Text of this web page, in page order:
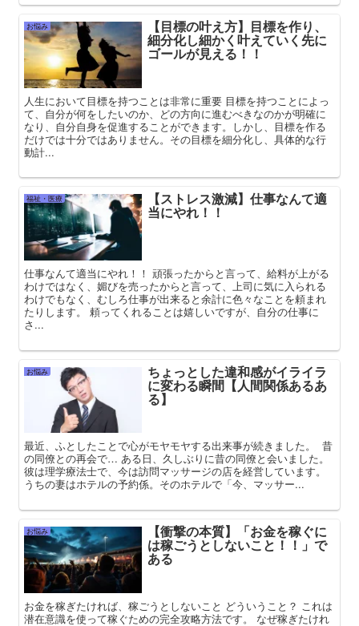
お悩み 【目標の叶え方】目標を作り、
細分化し細かく叶えていく先に
ゴールが見える！！
人生において目標を持つことは非常に重要 目標を持つことによっ
て、自分が何をしたいのか、どの方向に進むべきなのかが明確に
なり、自分自身を促進することができます。しかし、目標を作る
だけでは十分ではありません。その目標を細分化し、具体的な行
動計...
福祉・医療 【ストレス激減】仕事なんて適
当にやれ！！
仕事なんて適当にやれ！！ 頑張ったからと言って、給料が上がる
わけではなく、媚びを売ったからと言って、上司に気に入られる
わけでもなく、むしろ仕事が出来ると余計に色々なことを頼まれ
たりします。 頼ってくれることは嬉しいですが、自分の仕事に
さ...
お悩み ちょっとした違和感がイライラ
に変わる瞬間【人間関係あるあ
る】
最近、ふとしたことで心がモヤモヤする出来事が続きました。 昔
の同僚との再会で… ある日、久しぶりに昔の同僚と会いました。
彼は理学療法士で、今は訪問マッサージの店を経営しています。
うちの妻はホテルの予約係。そのホテルで「今、マッサー...
お悩み 【衝撃の本質】「お金を稼ぐに
は稼ごうとしないこと！！」で
ある
お金を稼ぎたければ、稼ごうとしないこと どういうこと？ これは
潜在意識を使って稼ぐための完全攻略方法です。 なぜ稼ぎたけれ